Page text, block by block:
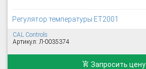
Регулятор температуры ET2001
CAL Controls
Артикул: Л-0035374
Запросить цену